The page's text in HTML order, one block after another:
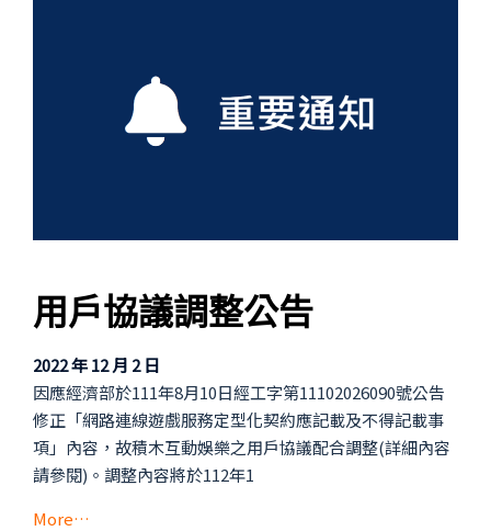
用戶協議調整公告
2022 年 12 月 2 日
因應經濟部於111年8月10日經工字第11102026090號公告
修正「網路連線遊戲服務定型化契約應記載及不得記載事
項」內容，故積木互動娛樂之用戶協議配合調整(詳細內容
請參閱)。調整內容將於112年1
More…